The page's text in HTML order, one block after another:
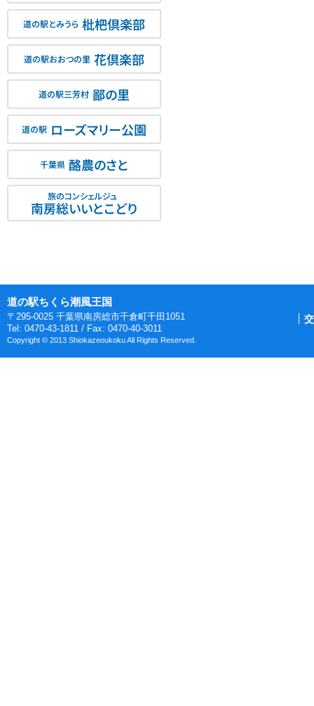
道の駅とみうら 枇杷倶楽部
道の駅おおつの里 花倶楽部
道の駅三芳村 鄙の里
道の駅 ローズマリー公園
千葉県 酪農のさと
旅のコンシェルジュ
南房総いいとこどり
道の駅ちくら潮風王国
〒295-0025 千葉県南房総市千倉町千田1051
Tel: 0470-43-1811 / Fax: 0470-40-3011
Copyright © 2013 Shiokazeoukoku All Rights Reserved.